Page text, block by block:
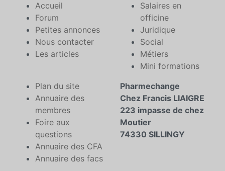
Accueil
Forum
Petites annonces
Nous contacter
Les articles
Salaires en
officine
Juridique
Social
Métiers
Mini formations
Plan du site
Annuaire des
membres
Foire aux
questions
Annuaire des CFA
Annuaire des facs
Pharmechange
Chez Francis LIAIGRE
223 impasse de chez
Moutier
74330 SILLINGY